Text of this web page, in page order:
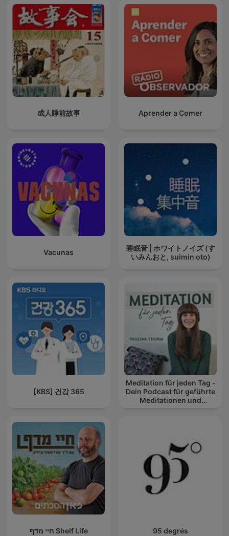
成人睡前故事 Aprender a Comer
Vacunas
睡眠音 | ホワイトノイズ (す
いみんおと, suimin oto)
[KBS] 건강 365
Meditation für jeden Tag -
Dein Podcast für geführte
Meditationen und
חיי מדף Shelf Life 95 degrés